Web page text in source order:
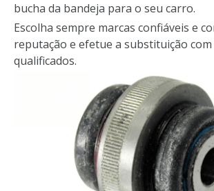
bucha da bandeja para o seu carro.
Escolha sempre marcas confiáveis e
reputação e efetue a substituição
qualificados.